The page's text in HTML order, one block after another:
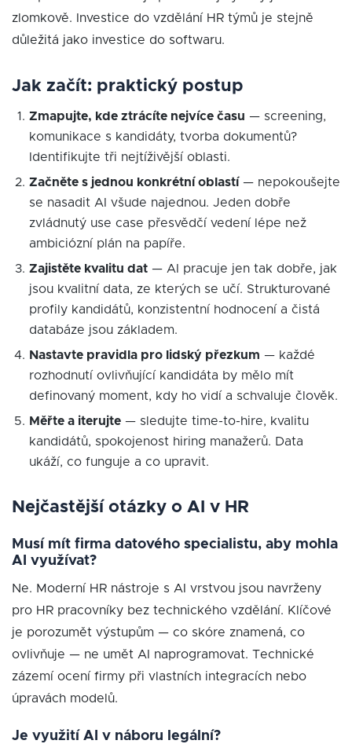
zlomkově. Investice do vzdělání HR týmů je stejně
důležitá jako investice do softwaru.
Jak začít: praktický postup
Zmapujte, kde ztrácíte nejvíce času — screening,
komunikace s kandidáty, tvorba dokumentů?
Identifikujte tři nejtíživější oblasti.
Začněte s jednou konkrétní oblastí — nepokoušejte
se nasadit AI všude najednou. Jeden dobře
zvládnutý use case přesvědčí vedení lépe než
ambiciózní plán na papíře.
Zajistěte kvalitu dat — AI pracuje jen tak dobře, jak
jsou kvalitní data, ze kterých se učí. Strukturované
profily kandidátů, konzistentní hodnocení a čistá
databáze jsou základem.
Nastavte pravidla pro lidský přezkum — každé
rozhodnutí ovlivňující kandidáta by mělo mít
definovaný moment, kdy ho vidí a schvaluje člověk.
Měřte a iterujte — sledujte time-to-hire, kvalitu
kandidátů, spokojenost hiring manažerů. Data
ukáží, co funguje a co upravit.
Nejčastější otázky o AI v HR
Musí mít firma datového specialistu, aby mohla
AI využívat?
Ne. Moderní HR nástroje s AI vrstvou jsou navrženy
pro HR pracovníky bez technického vzdělání. Klíčové
je porozumět výstupům — co skóre znamená, co
ovlivňuje — ne umět AI naprogramovat. Technické
zázemí ocení firmy při vlastních integracích nebo
úpravách modelů.
Je využití AI v náboru legální?